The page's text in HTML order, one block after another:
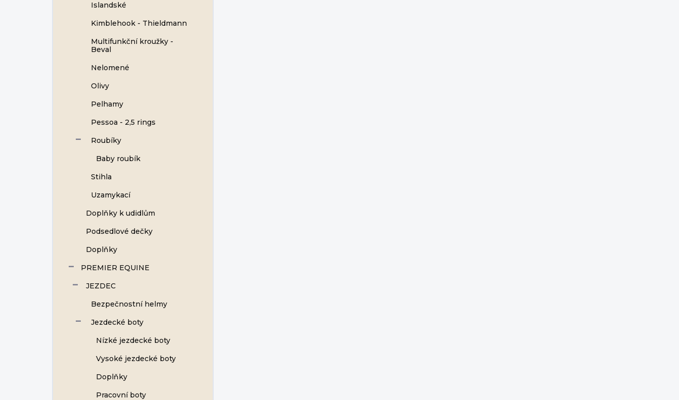
Islandské
Kimblehook - Thieldmann
Multifunkční kroužky -
Beval
Nelomené
Olivy
Pelhamy
Pessoa - 2,5 rings
Roubíky
Baby roubík
Stihla
Uzamykací
Doplňky k udidlům
Podsedlové dečky
Doplňky
PREMIER EQUINE
JEZDEC
Bezpečnostní helmy
Jezdecké boty
Nízké jezdecké boty
Vysoké jezdecké boty
Doplňky
Pracovní boty